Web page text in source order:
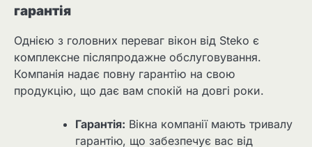
гарантія
Однією з головних переваг вікон від Steko є
комплексне післяпродажне обслуговування.
Компанія надає повну гарантію на свою
продукцію, що дає вам спокій на довгі роки.
Гарантія: Вікна компанії мають тривалу
гарантію, що забезпечує вас від